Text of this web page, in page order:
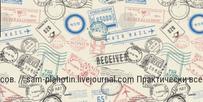
// sam-plahotin.livejournal.com Практически все